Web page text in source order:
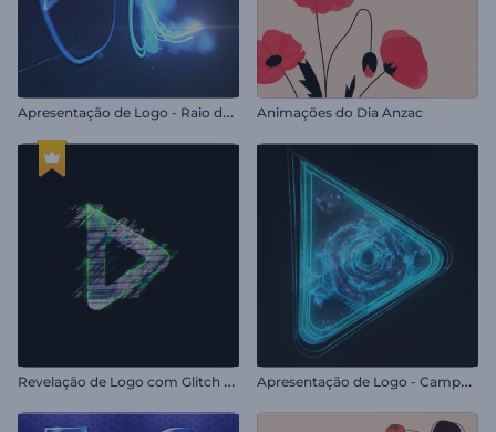
A
presentação de Logo - Raio de Luz Veloz Animações do Dia Anzac
R
evelação de Logo com Glitch Rápido A
presentação de Logo - Campo Estelar